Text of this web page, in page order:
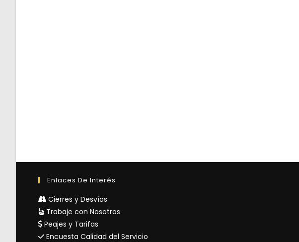
Enlaces De Interés
Cierres y Desvíos
Trabaje con Nosotros
Peajes y Tarifas
Encuesta Calidad del Servicio